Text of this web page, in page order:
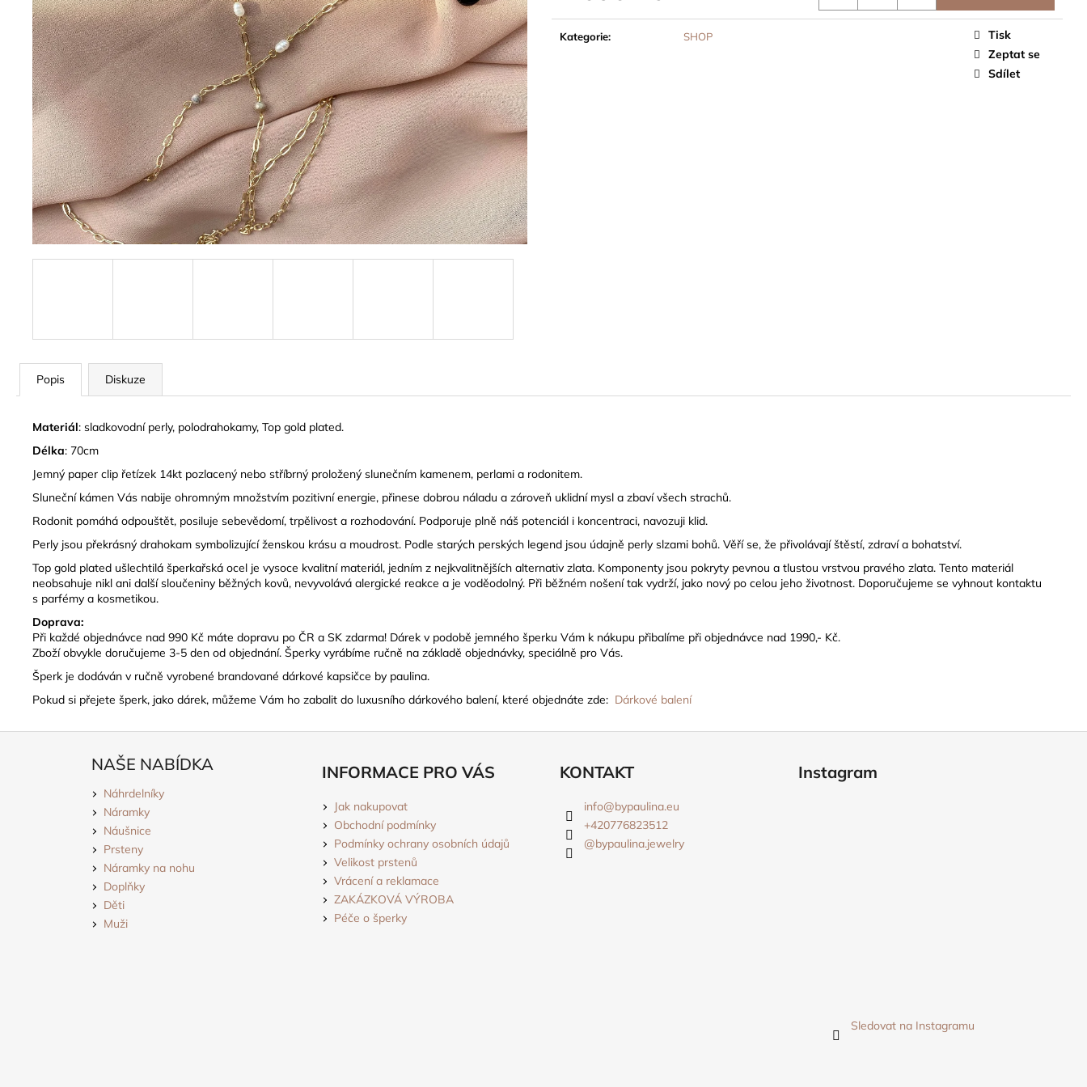
Kategorie: SHOP
Tisk
Zeptat se
Sdílet
Popis Diskuze
Materiál: sladkovodní perly, polodrahokamy, Top gold plated.
Délka: 70cm
Jemný paper clip řetízek 14kt pozlacený nebo stříbrný proložený slunečním kamenem, perlami a rodonitem.
Sluneční kámen Vás nabije ohromným množstvím pozitivní energie, přinese dobrou náladu a zároveň uklidní mysl a zbaví všech strachů.
Rodonit pomáhá odpouštět, posiluje sebevědomí, trpělivost a rozhodování. Podporuje plně náš potenciál i koncentraci, navozuji klid.
Perly jsou překrásný drahokam symbolizující ženskou krásu a moudrost. Podle starých perských legend jsou údajně perly slzami bohů. Věří se, že přivolávají štěstí, zdraví a bohatství.
Top gold plated ušlechtilá šperkařská ocel je vysoce kvalitní materiál, jedním z nejkvalitnějších alternativ zlata. Komponenty jsou pokryty pevnou a tlustou vrstvou pravého zlata. Tento materiál
neobsahuje nikl ani další sloučeniny běžných kovů, nevyvolává alergické reakce a je voděodolný. Při běžném nošení tak vydrží, jako nový po celou jeho životnost. Doporučujeme se vyhnout kontaktu
s parfémy a kosmetikou.
Doprava:
Při každé objednávce nad 990 Kč máte dopravu po ČR a SK zdarma! Dárek v podobě jemného šperku Vám k nákupu přibalíme při objednávce nad 1990,- Kč.
Zboží obvykle doručujeme 3-5 den od objednání. Šperky vyrábíme ručně na základě objednávky, speciálně pro Vás.
Šperk je dodáván v ručně vyrobené brandované dárkové kapsičce by paulina.
Pokud si přejete šperk, jako dárek, můžeme Vám ho zabalit do luxusního dárkového balení, které objednáte zde: Dárkové balení
NAŠE NABÍDKA
Náhrdelníky
Náramky
Náušnice
Prsteny
Náramky na nohu
Doplňky
Děti
Muži
INFORMACE PRO VÁS
Jak nakupovat
Obchodní podmínky
Podmínky ochrany osobních údajů
Velikost prstenů
Vrácení a reklamace
ZAKÁZKOVÁ VÝROBA
Péče o šperky
KONTAKT
info@bypaulina.eu
+420776823512
@bypaulina.jewelry
Instagram
Sledovat na Instagramu